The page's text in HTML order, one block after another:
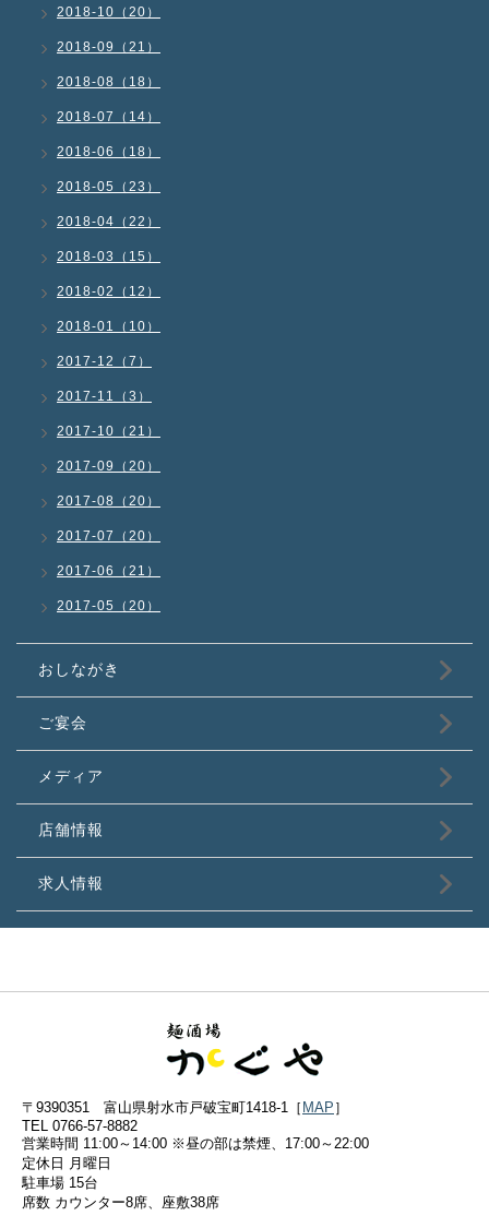
2018-10（20）
2018-09（21）
2018-08（18）
2018-07（14）
2018-06（18）
2018-05（23）
2018-04（22）
2018-03（15）
2018-02（12）
2018-01（10）
2017-12（7）
2017-11（3）
2017-10（21）
2017-09（20）
2017-08（20）
2017-07（20）
2017-06（21）
2017-05（20）
おしながき
ご宴会
メディア
店舗情報
求人情報
〒9390351 富山県射水市戸破宝町1418-1［ MAP ］
TEL 0766-57-8882
営業時間 11:00～14:00 ※昼の部は禁煙、17:00～22:00
定休日 月曜日
駐車場 15台
席数 カウンター8席、座敷38席